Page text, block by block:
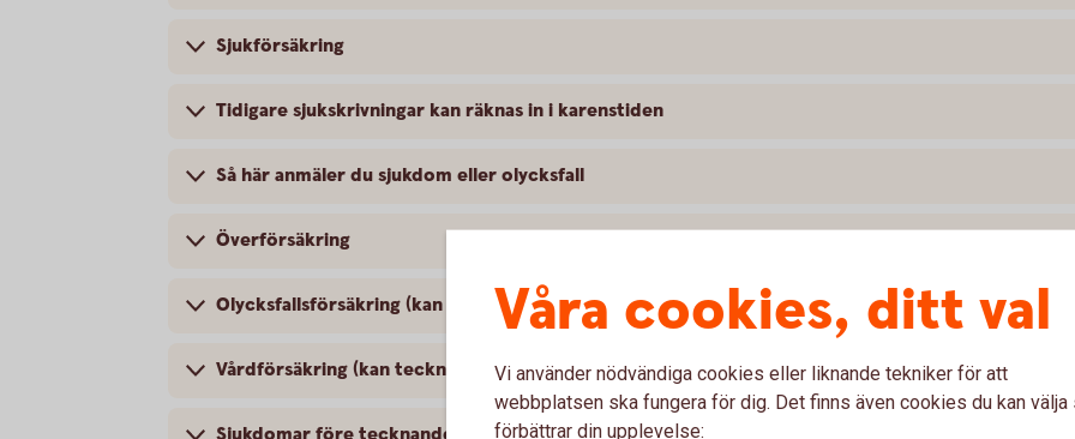
Sjukförsäkring
Tidigare sjukskrivningar kan räknas in i karenstiden
Så här anmäler du sjukdom eller olycksfall
Överförsäkring
Olycksfallsförsäkring (kan tecknas som komplettering)
Vårdförsäkring (kan tecknas som komplettering)
Våra cookies, ditt val
Vi använder nödvändiga cookies eller liknande tekniker för att
webbplatsen ska fungera för dig. Det finns även cookies du kan välja
förbättrar din upplevelse: